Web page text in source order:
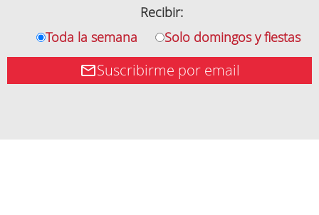
Recibir:
Toda la semana
Solo domingos y fiestas
Suscribirme por email